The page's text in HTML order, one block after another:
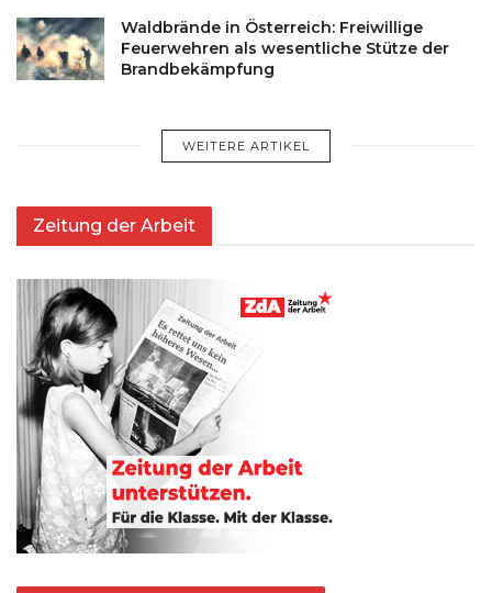
Waldbrände in Österreich: Freiwillige
Feuerwehren als wesentliche Stütze der
Brandbekämpfung
WEITERE ARTIKEL
Zeitung der Arbeit